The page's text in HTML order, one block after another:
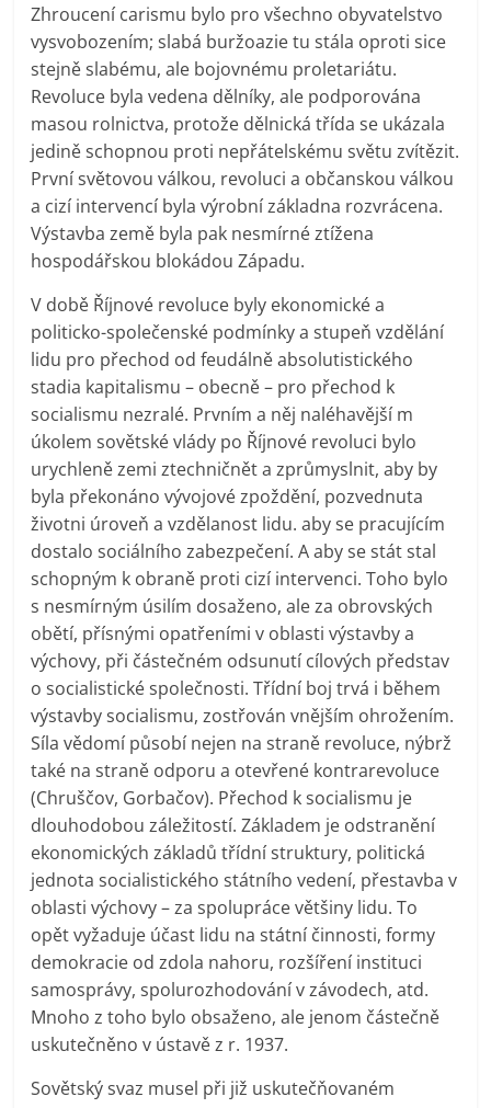
Zhroucení carismu bylo pro všechno obyvatelstvo
vysvobozením; slabá buržoazie tu stála oproti sice
stejně slabému, ale bojovnému proletariátu.
Revoluce byla vedena dělníky, ale podporována
masou rolnictva, protože dělnická třída se ukázala
jedině schopnou proti nepřátelskému světu zvítězit.
První světovou válkou, revoluci a občanskou válkou
a cizí intervencí byla výrobní základna rozvrácena.
Výstavba země byla pak nesmírné ztížena
hospodářskou blokádou Západu.
V době Říjnové revoluce byly ekonomické a
politicko-společenské podmínky a stupeň vzdělání
lidu pro přechod od feudálně absolutistického
stadia kapitalismu – obecně – pro přechod k
socialismu nezralé. Prvním a něj naléhavější m
úkolem sovětské vlády po Říjnové revoluci bylo
urychleně zemi ztechničnět a zprůmyslnit, aby by
byla překonáno vývojové zpoždění, pozvednuta
životni úroveň a vzdělanost lidu. aby se pracujícím
dostalo sociálního zabezpečení. A aby se stát stal
schopným k obraně proti cizí intervenci. Toho bylo
s nesmírným úsilím dosaženo, ale za obrovských
obětí, přísnými opatřeními v oblasti výstavby a
výchovy, při částečném odsunutí cílových představ
o socialistické společnosti. Třídní boj trvá i během
výstavby socialismu, zostřován vnějším ohrožením.
Síla vědomí působí nejen na straně revoluce, nýbrž
také na straně odporu a otevřené kontrarevoluce
(Chruščov, Gorbačov). Přechod k socialismu je
dlouhodobou záležitostí. Základem je odstranění
ekonomických základů třídní struktury, politická
jednota socialistického státního vedení, přestavba v
oblasti výchovy – za spolupráce většiny lidu. To
opět vyžaduje účast lidu na státní činnosti, formy
demokracie od zdola nahoru, rozšíření instituci
samosprávy, spolurozhodování v závodech, atd.
Mnoho z toho bylo obsaženo, ale jenom částečně
uskutečněno v ústavě z r. 1937.
Sovětský svaz musel při již uskutečňovaném